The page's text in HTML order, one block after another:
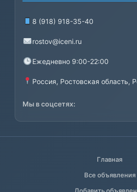
8 (918) 918-35-40
rostov@iceni.ru
Ежедневно 9:00-22:00
Россия, Ростовская область,
Мы в соцсетях:
Главная
Все объявления